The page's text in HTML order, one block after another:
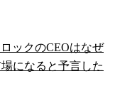
ックのCEOはなぜ
になると予言した